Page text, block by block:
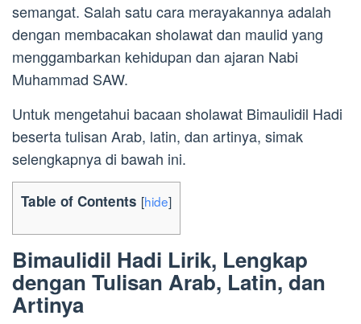
semangat. Salah satu cara merayakannya adalah
dengan membacakan sholawat dan maulid yang
menggambarkan kehidupan dan ajaran Nabi
Muhammad SAW.
Untuk mengetahui bacaan sholawat Bimaulidil Hadi
beserta tulisan Arab, latin, dan artinya, simak
selengkapnya di bawah ini.
Table of Contents [hide]
Bimaulidil Hadi Lirik, Lengkap
dengan Tulisan Arab, Latin, dan
Artinya